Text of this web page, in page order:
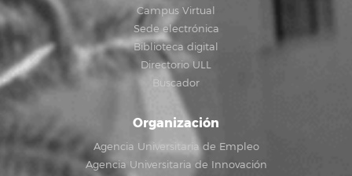
Campus Virtual
Sede electrónica
Biblioteca digital
Directorio ULL
Buscador
Organización
Agencia Universitaria de Empleo
Agencia Universitaria de Innovación